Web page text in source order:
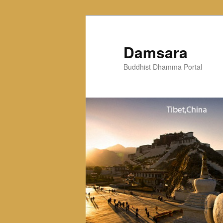
Damsara
Buddhist Dhamma Portal